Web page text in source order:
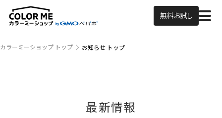
無料お試し
カラーミーショップ トップ お知らせ トップ
最新情報